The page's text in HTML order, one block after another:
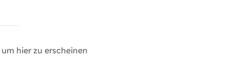
um hier zu erscheinen